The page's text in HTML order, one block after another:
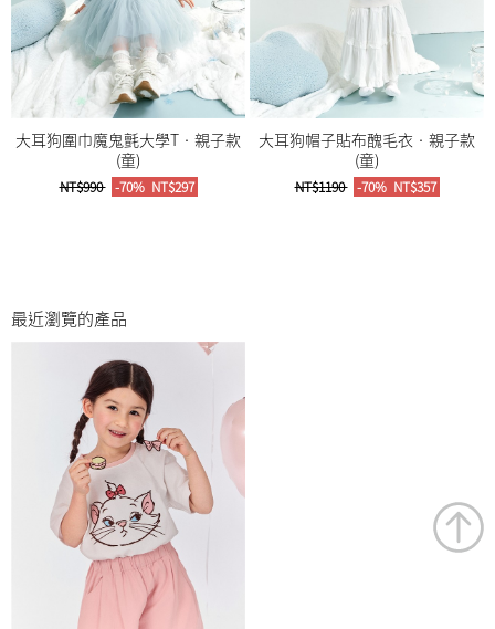
大耳狗圍巾魔鬼氈大學T‧親子款
(童)
NT$990 -70% NT$297
大耳狗帽子貼布醜毛衣‧親子款
(童)
NT$1190 -70% NT$357
最近瀏覽的產品